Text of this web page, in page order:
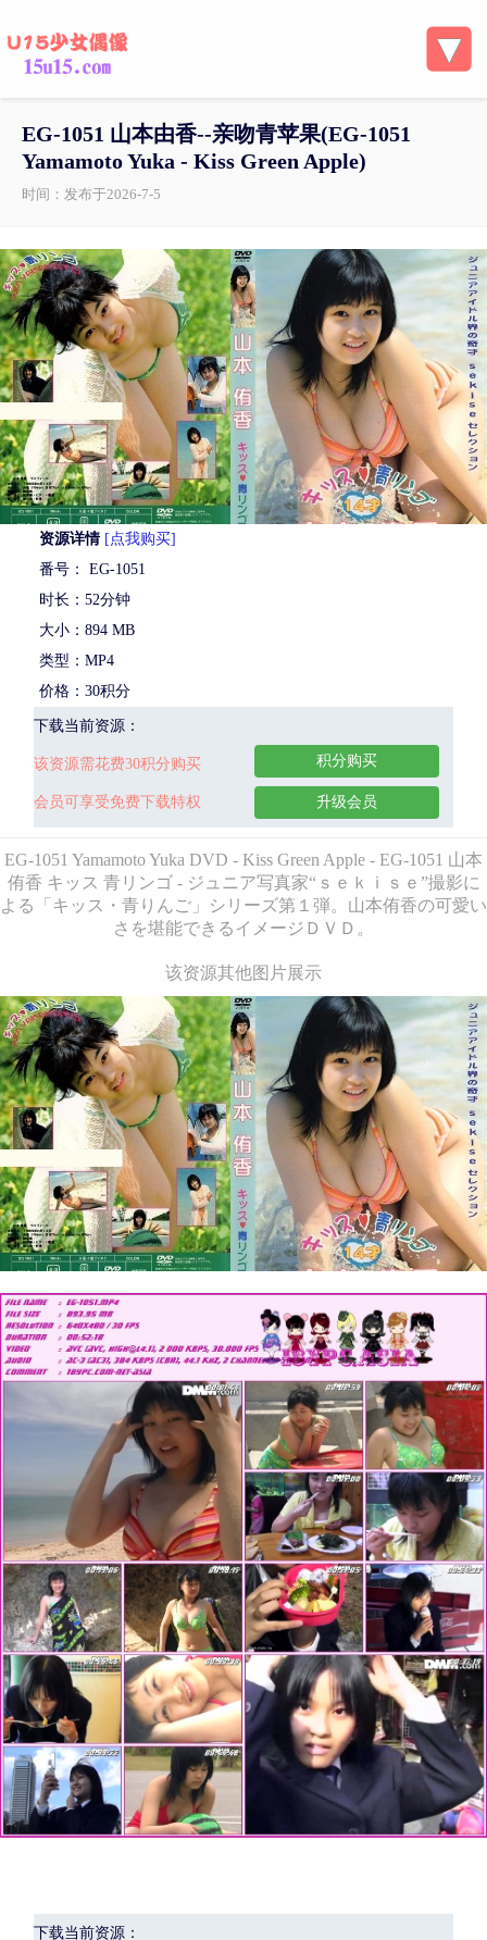
EG-1051 山本由香--亲吻青苹果(EG-1051
Yamamoto Yuka - Kiss Green Apple)
时间：发布于2026-7-5
资源详情 [点我购买]
番号： EG-1051
时长：52分钟
大小：894 MB
类型：MP4
价格：30积分
下载当前资源：
该资源需花费30积分购买
会员可享受免费下载特权
积分购买
升级会员
EG-1051 Yamamoto Yuka DVD - Kiss Green Apple - EG-1051 山本
侑香 キッス 青リンゴ - ジュニア写真家“ｓｅｋｉｓｅ”撮影に
よる「キッス・青りんご」シリーズ第１弾。山本侑香の可愛い
さを堪能できるイメージＤＶＤ。
该资源其他图片展示
下载当前资源：